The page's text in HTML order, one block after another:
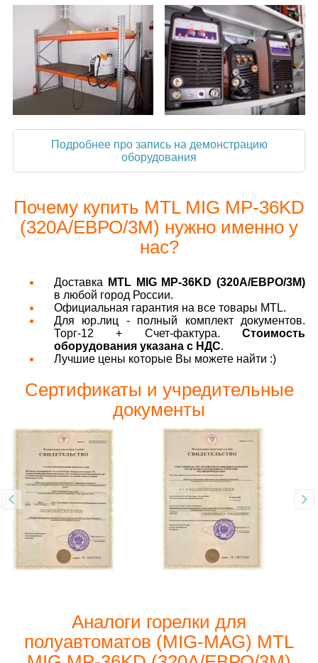
Подробнее про запись на демонстрацию
оборудования
Почему купить MTL MIG MP-36KD
(320А/ЕВРО/3М) нужно именно у
нас?
Доставка
MTL MIG MP-36KD (320А/ЕВРО/3М)
в любой город России.
Официальная гарантия на все товары MTL.
Для юр.лиц - полный комплект документов.
Торг-12 + Счет-фактура. Стоимость
оборудования указана с НДС.
Лучшие цены которые Вы можете найти :)
Сертификаты и учредительные
документы
Аналоги горелки для
полуавтоматов (MIG-MAG) MTL